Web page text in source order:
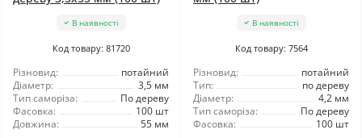
В наявності
Код товару: 81720
Різновид:
потайний
Діаметр:
3,5 мм
Тип саморіза:
По дереву
Фасовка:
100 шт
Довжина:
55 мм
В наявності
Код товару: 7564
Різновид:
потайний
Тип:
по дереву
Діаметр:
4,2 мм
Тип саморіза:
По дереву
Фасовка:
100 шт